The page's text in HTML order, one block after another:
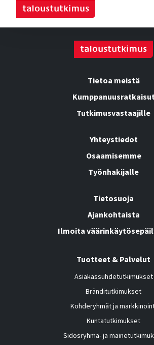
Tietoa meistä
Tutkimusvastaajille
Yhteystiedot
Osaamisemme
Työnhakijalle
Tietosuoja
Ajankohtaista
Ilmoita
Tuotteet & Palvelut
Asiakassuhdetutkimukset
Bränditutkimukset
Kohderyhmät ja
Kuntatutkimukset
Sidosryhmä- ja